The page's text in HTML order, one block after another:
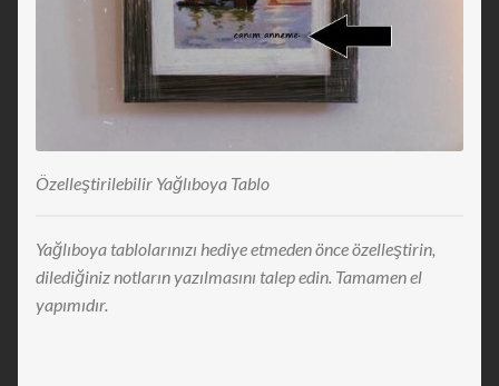
Özelleştirilebilir Yağlıboya Tablo
Yağlıboya tablolarınızı hediye etmeden önce özelleştirin,
dilediğiniz notların yazılmasını talep edin. Tamamen el
yapımıdır.